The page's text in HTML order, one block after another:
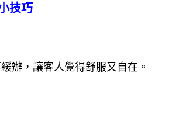
技巧
辦，讓客人覺得舒服又自在。